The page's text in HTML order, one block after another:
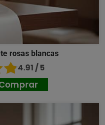
rosas blancas
4.91 / 5